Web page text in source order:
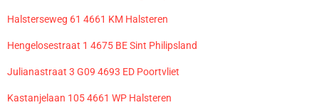
Halsterseweg 61 4661 KM Halsteren
Hengelosestraat 1 4675 BE Sint Philipsland
Julianastraat 3 G09 4693 ED Poortvliet
Kastanjelaan 105 4661 WP Halsteren